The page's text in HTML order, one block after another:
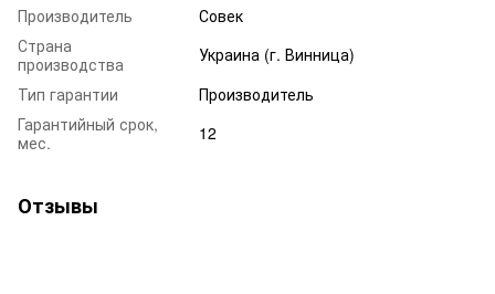
Производитель
Совек
Страна
производства
Украина (г. Винница)
Тип гарантии
Производитель
Гарантийный срок,
мес.
12
Отзывы